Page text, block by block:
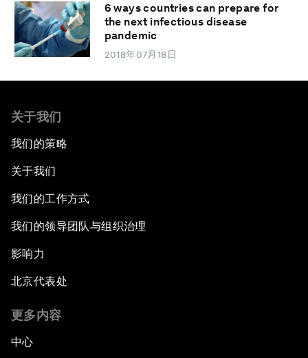
6 ways countries can prepare for
the next infectious disease
pandemic
2018年07月18日
关于我们
我们的策略
关于我们
我们的工作方式
我们的领导团队与组织治理
影响力
北京代表处
更多内容
中心